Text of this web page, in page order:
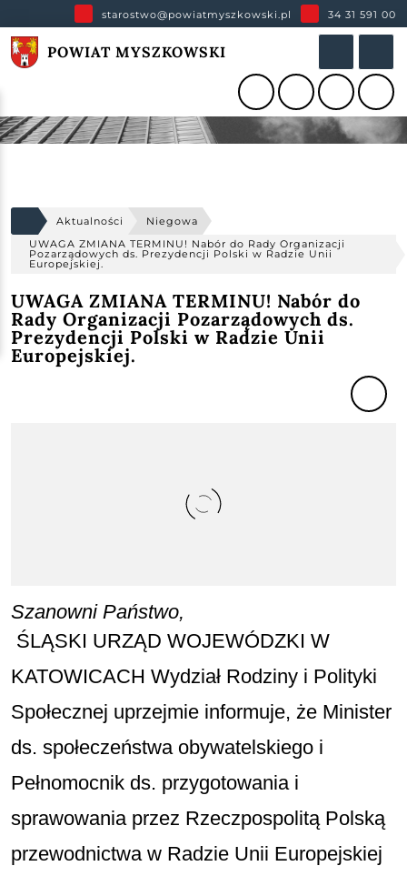
starostwo@powiatmyszkowski.pl 34 31 591 00
POWIAT MYSZKOWSKI
Aktualności
Niegowa
UWAGA ZMIANA TERMINU! Nabór do Rady Organizacji
Pozarządowych ds. Prezydencji Polski w Radzie Unii
Europejskiej.
UWAGA ZMIANA TERMINU! Nabór do
Rady Organizacji Pozarządowych ds.
Prezydencji Polski w Radzie Unii
Europejskiej.
Szanowni Państwo,
ŚLĄSKI URZĄD WOJEWÓDZKI W
KATOWICACH Wydział Rodziny i Polityki
Społecznej uprzejmie informuje, że Minister
ds. społeczeństwa obywatelskiego i
Pełnomocnik ds. przygotowania i
sprawowania przez Rzeczpospolitą Polską
przewodnictwa w Radzie Unii Europejskiej